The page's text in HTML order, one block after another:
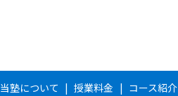
当塾について 授業料金 コース紹介